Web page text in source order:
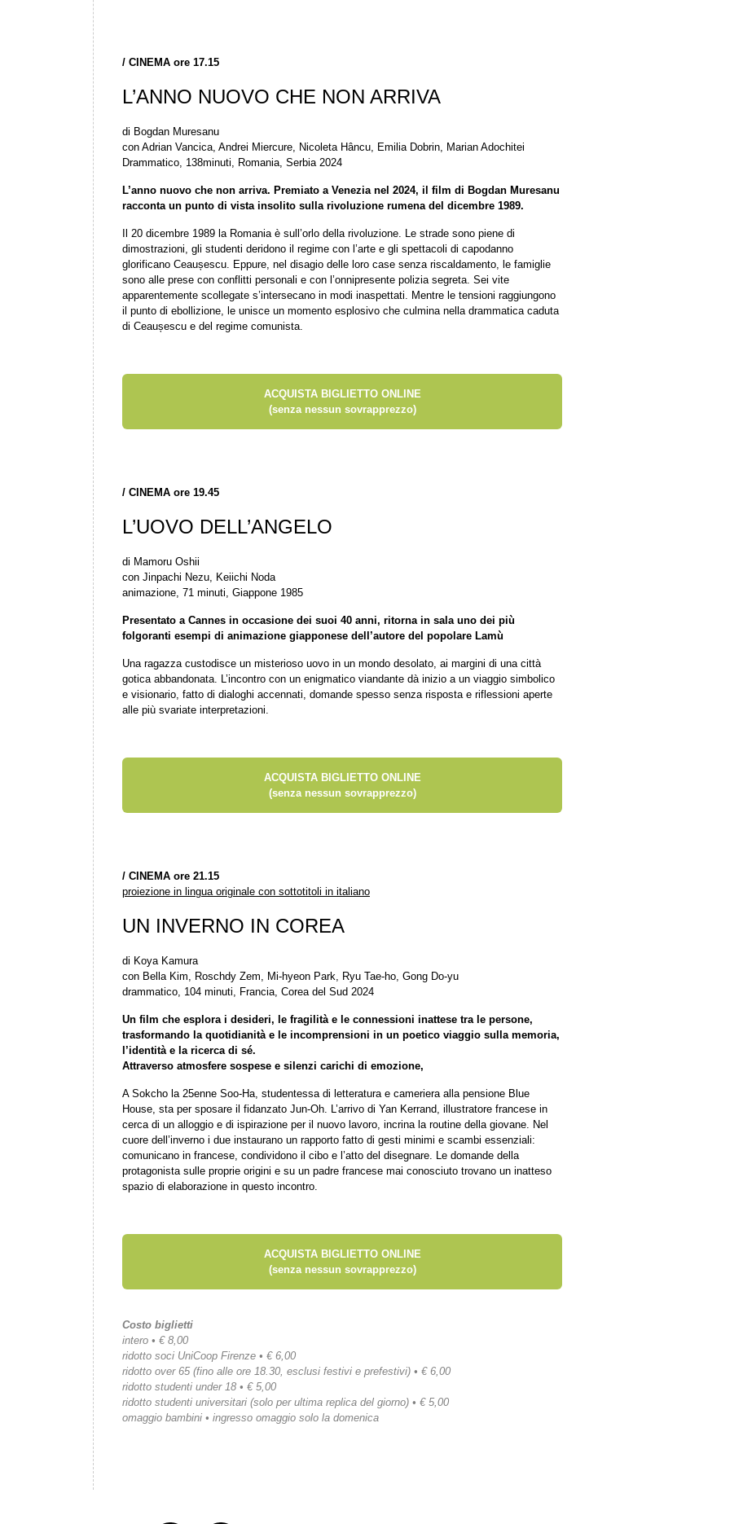
/ CINEMA ore 17.15
L’ANNO NUOVO CHE NON ARRIVA
di Bogdan Muresanu
con Adrian Vancica, Andrei Miercure, Nicoleta Hâncu, Emilia Dobrin, Marian Adochitei
Drammatico, 138minuti, Romania, Serbia 2024
L’anno nuovo che non arriva. Premiato a Venezia nel 2024, il film di Bogdan Muresanu
racconta un punto di vista insolito sulla rivoluzione rumena del dicembre 1989.
Il 20 dicembre 1989 la Romania è sull’orlo della rivoluzione. Le strade sono piene di
dimostrazioni, gli studenti deridono il regime con l’arte e gli spettacoli di capodanno
glorificano Ceaușescu. Eppure, nel disagio delle loro case senza riscaldamento, le famiglie
sono alle prese con conflitti personali e con l’onnipresente polizia segreta. Sei vite
apparentemente scollegate s’intersecano in modi inaspettati. Mentre le tensioni raggiungono
il punto di ebollizione, le unisce un momento esplosivo che culmina nella drammatica caduta
di Ceaușescu e del regime comunista.
ACQUISTA BIGLIETTO ONLINE
(senza nessun sovrapprezzo)
/ CINEMA ore 19.45
L’UOVO DELL’ANGELO
di Mamoru Oshii
con Jinpachi Nezu, Keiichi Noda
animazione, 71 minuti, Giappone 1985
Presentato a Cannes in occasione dei suoi 40 anni, ritorna in sala uno dei più
folgoranti esempi di animazione giapponese dell’autore del popolare Lamù
Una ragazza custodisce un misterioso uovo in un mondo desolato, ai margini di una città
gotica abbandonata. L’incontro con un enigmatico viandante dà inizio a un viaggio simbolico
e visionario, fatto di dialoghi accennati, domande spesso senza risposta e riflessioni aperte
alle più svariate interpretazioni.
ACQUISTA BIGLIETTO ONLINE
(senza nessun sovrapprezzo)
/ CINEMA ore 21.15
proiezione in lingua originale con sottotitoli in italiano
UN INVERNO IN COREA
di Koya Kamura
con Bella Kim, Roschdy Zem, Mi-hyeon Park, Ryu Tae-ho, Gong Do-yu
drammatico, 104 minuti, Francia, Corea del Sud 2024
Un film che esplora i desideri, le fragilità e le connessioni inattese tra le persone,
trasformando la quotidianità e le incomprensioni in un poetico viaggio sulla memoria,
l’identità e la ricerca di sé.
Attraverso atmosfere sospese e silenzi carichi di emozione,
A Sokcho la 25enne Soo-Ha, studentessa di letteratura e cameriera alla pensione Blue
House, sta per sposare il fidanzato Jun-Oh. L’arrivo di Yan Kerrand, illustratore francese in
cerca di un alloggio e di ispirazione per il nuovo lavoro, incrina la routine della giovane. Nel
cuore dell’inverno i due instaurano un rapporto fatto di gesti minimi e scambi essenziali:
comunicano in francese, condividono il cibo e l’atto del disegnare. Le domande della
protagonista sulle proprie origini e su un padre francese mai conosciuto trovano un inatteso
spazio di elaborazione in questo incontro.
ACQUISTA BIGLIETTO ONLINE
(senza nessun sovrapprezzo)
Costo biglietti
intero • € 8,00
ridotto soci UniCoop Firenze • € 6,00
ridotto over 65 (fino alle ore 18.30, esclusi festivi e prefestivi) • € 6,00
ridotto studenti under 18 • € 5,00
ridotto studenti universitari (solo per ultima replica del giorno) • € 5,00
omaggio bambini • ingresso omaggio solo la domenica